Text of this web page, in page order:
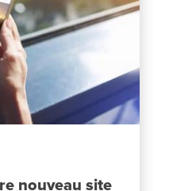
nouveau site